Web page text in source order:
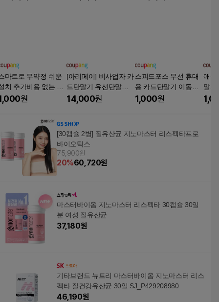
마트로 무약정 쉬운
치 추가비용 없는 유
카드단말기 SMT T2
원
[아리페이] 비사업자 카
드단말기 유선단말기 L
C-7404S 2인치
14,000원
스피드포스 무선 휴대
용 카드단말기 이동식
체크기 결제기, 1개, 기
1,000원
애플
말기
기
[30캡슐 2병] 질유산균 지노마스터 리스펙타프로
바이오틱스
75,900원
20%60,720원
마스터바이옴 지노마스터 리스펙타 30캡슐 30일
분 여성 질유산균
37,180원
기타브랜드 뉴트리 마스터바이옴 지노마스터 리스
펙타 질건강유산균 30일 SJ_P429208980
46,190원